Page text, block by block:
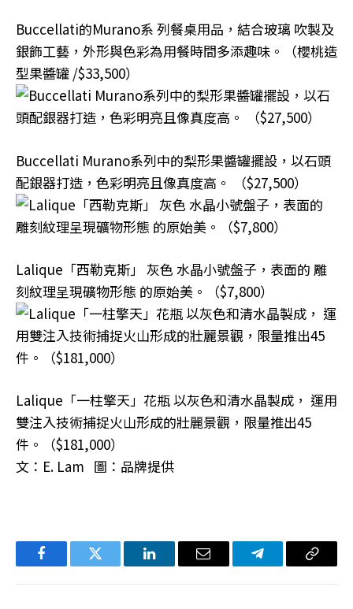
Buccellati的Murano系 列餐桌用品，結合玻璃 吹製及
銀飾工藝，外形與色彩為用餐時間多添趣味。（櫻桃造
型果醬罐 /$33,500）
Buccellati Murano系列中的梨形果醬罐擺設，以石頭
配銀器打造，色彩明亮且像真度高。 （$27,500）
Lalique「西勒克斯」 灰色 水晶小號盤子，表面的 雕
刻紋理呈現礦物形態 的原始美。（$7,800）
Lalique「一柱擎天」花瓶 以灰色和清水晶製成， 運用
雙注入技術捕捉火山形成的壯麗景觀，限量推出45
件。（$181,000）
文：E. Lam 圖：品牌提供
FacebookTwitter LinkedIn电
Telegram复